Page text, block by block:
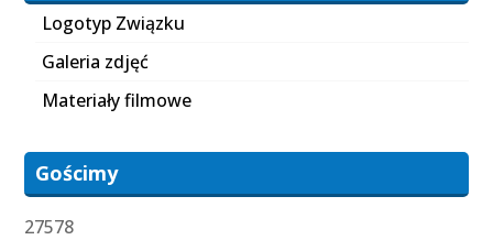
Logotyp Związku
Galeria zdjęć
Materiały filmowe
Gościmy
27578